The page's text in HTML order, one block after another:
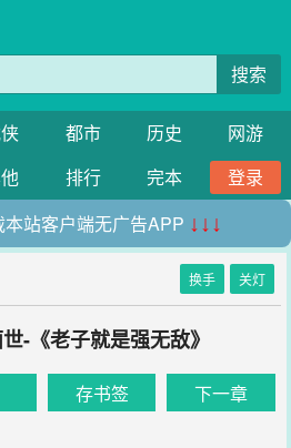
搜索
都市 历史
网游
排行 完本
登录
站客户端无广告APP ↓↓↓
换手 关灯
-《老子就是强无敌》
存书签 下一章